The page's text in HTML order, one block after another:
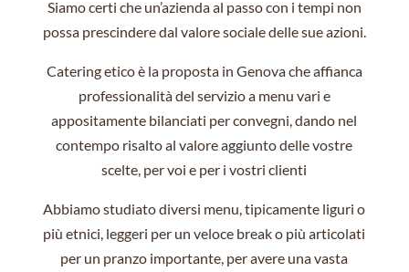
Siamo certi che un’azienda al passo con i tempi non
possa prescindere dal valore sociale delle sue azioni.
Catering etico è la proposta in Genova che affianca
professionalità del servizio a menu vari e
appositamente bilanciati per convegni, dando nel
contempo risalto al valore aggiunto delle vostre
scelte, per voi e per i vostri clienti
Abbiamo studiato diversi menu, tipicamente liguri o
più etnici, leggeri per un veloce break o più articolati
per un pranzo importante, per avere una vasta